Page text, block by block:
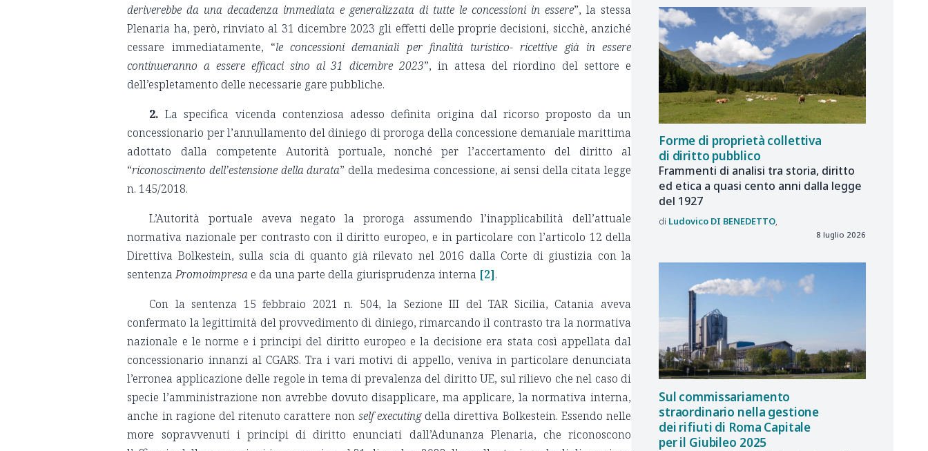
deriverebbe da una decadenza immediata e generalizzata di tutte le concessioni in essere”, la stessa
Plenaria ha, però, rinviato al 31 dicembre 2023 gli effetti delle proprie decisioni, sicchè, anziché
cessare immediatamente, “le concessioni demaniali per finalità turistico- ricettive già in essere
continueranno a essere efficaci sino al 31 dicembre 2023”, in attesa del riordino del settore e
dell’espletamento delle necessarie gare pubbliche.
2. La specifica vicenda contenziosa adesso definita origina dal ricorso proposto da un
concessionario per l’annullamento del diniego di proroga della concessione demaniale marittima
adottato dalla competente Autorità portuale, nonché per l’accertamento del diritto al
“riconoscimento dell’estensione della durata” della medesima concessione, ai sensi della citata legge
n. 145/2018.
L’Autorità portuale aveva negato la proroga assumendo l’inapplicabilità dell’attuale
normativa nazionale per contrasto con il diritto europeo, e in particolare con l’articolo 12 della
Direttiva Bolkestein, sulla scia di quanto già rilevato nel 2016 dalla Corte di giustizia con la
sentenzaPromoimpresa e da una parte della giurisprudenza interna [2].
Con la sentenza 15 febbraio 2021 n. 504, la Sezione III del TAR Sicilia, Catania aveva
confermato la legittimità del provvedimento di diniego, rimarcando il contrasto tra la normativa
nazionale e le norme e i principi del diritto europeo e la decisione era stata così appellata dal
concessionario innanzi al CGARS. Tra i vari motivi di appello, veniva in particolare denunciata
l’erronea applicazione delle regole in tema di prevalenza del diritto UE, sul rilievo che nel caso di
specie l’amministrazione non avrebbe dovuto disapplicare, ma applicare, la normativa interna,
anche in ragione del ritenuto carattere non self executingdella direttiva Bolkestein. Essendo nelle
more sopravvenuti i principi di diritto enunciati dall’Adunanza Plenaria, che riconoscono
Forme di proprietà collettiva
di diritto pubblico
Frammenti di analisi tra storia, diritto
ed etica a quasi cento anni dalla legge
del 1927
Ludovico DI BENEDETTO
8 luglio 2026
Sul commissariamento
straordinario nella gestione
dei rifiuti di Roma Capitale
per il Giubileo 2025